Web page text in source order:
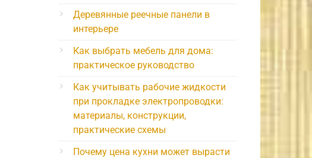
Деревянные реечные панели в
интерьере
Как выбрать мебель для дома:
практическое руководство
Как учитывать рабочие жидкости
при прокладке электропроводки:
материалы, конструкции,
практические схемы
Почему цена кухни может вырасти